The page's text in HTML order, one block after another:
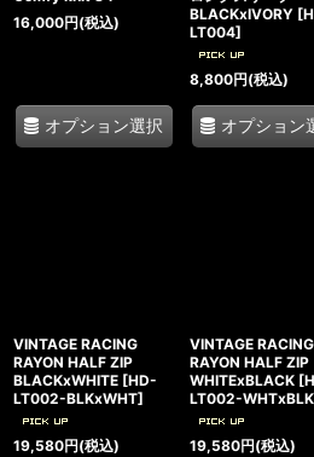
16,000円(税込)
オプション選択
BLACKxIVORY [
LT004]
8,800円(税込)
オプション
VINTAGE RACING
RAYON HALF ZIP
BLACKxWHITE [HD-
LT002-BLKxWHT]
19,580円(税込)
VINTAGE RACING
RAYON HALF ZIP
WHITExBLACK [
LT002-WHTxBLK
19,580円(税込)